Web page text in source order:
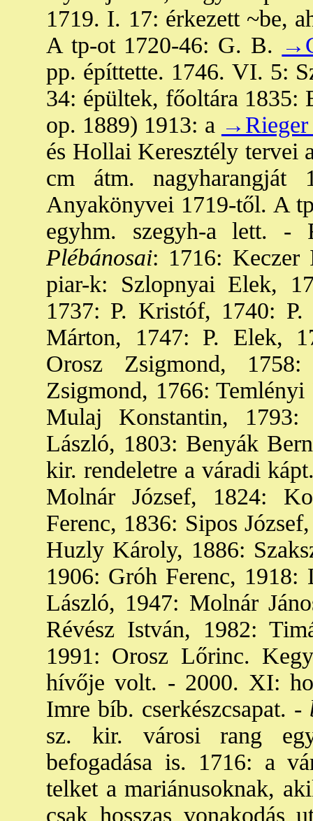
1719. I. 17: érkezett ~be,
A tp-ot 1720-46: G. B.
pp. építtette. 1746. VI. 5:
34: épültek, főoltára 1835:
op. 1889) 1913: a →Rieger
és Hollai Keresztély tervei
cm átm. nagyharangját
Anyakönyvei 1719-től. A
egyhm. szegyh-a lett. -
Plébánosai: 1716: Keczer
piar-k: Szlopnyai Elek,
1737: P. Kristóf, 1740:
Márton, 1747: P. Elek,
Orosz Zsigmond,
Zsigmond, 1766:
Mulaj Konstantin,
László, 1803: Benyák
kir. rendeletre a váradi
Molnár József, 1824:
Ferenc, 1836: Sipos
Huzly Károly, 1886:
1906: Gróh Ferenc, 1918:
László, 1947: Molnár
Révész István, 1982:
1991: Orosz Lőrinc.
hívője volt. - 2000. XI:
Imre bíb. cserkészcsapat. -
sz. kir. városi rang
befogadása is. 1716: a
telket a mariánusoknak,
csak hosszas vonakodás